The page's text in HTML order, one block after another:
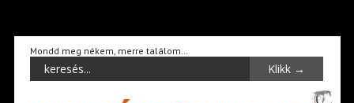
Mondd meg nékem, merre találom…